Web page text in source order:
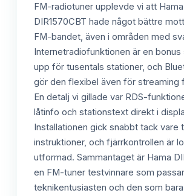
FM-radiotuner upplevde vi att Hama
DIR1570CBT hade något bättre
FM-bandet, även i områden med
Internetradiofunktionen är en
upp för tusentals stationer, och
gör den flexibel även för streaming
En detalj vi gillade var RDS-
låtinfo och stationstext direkt i
Installationen gick snabbt tack vare
instruktioner, och fjärrkontrollen är
utformad. Sammantaget är Hama
en FM-tuner testvinnare som
teknikentusiasten och den som bara